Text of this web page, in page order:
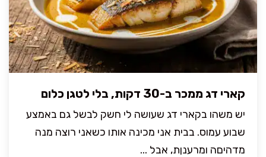
קארי דג ממכר ב-30 דקות, בלי לטגן כלום
יש משהו בקארי דג שעושה לי חשק לבשל גם באמצע
שבוע עמוס. בבית אני מכינה אותו כשאני רוצה מנה
מדהיםה ומרענןת, אבל ...